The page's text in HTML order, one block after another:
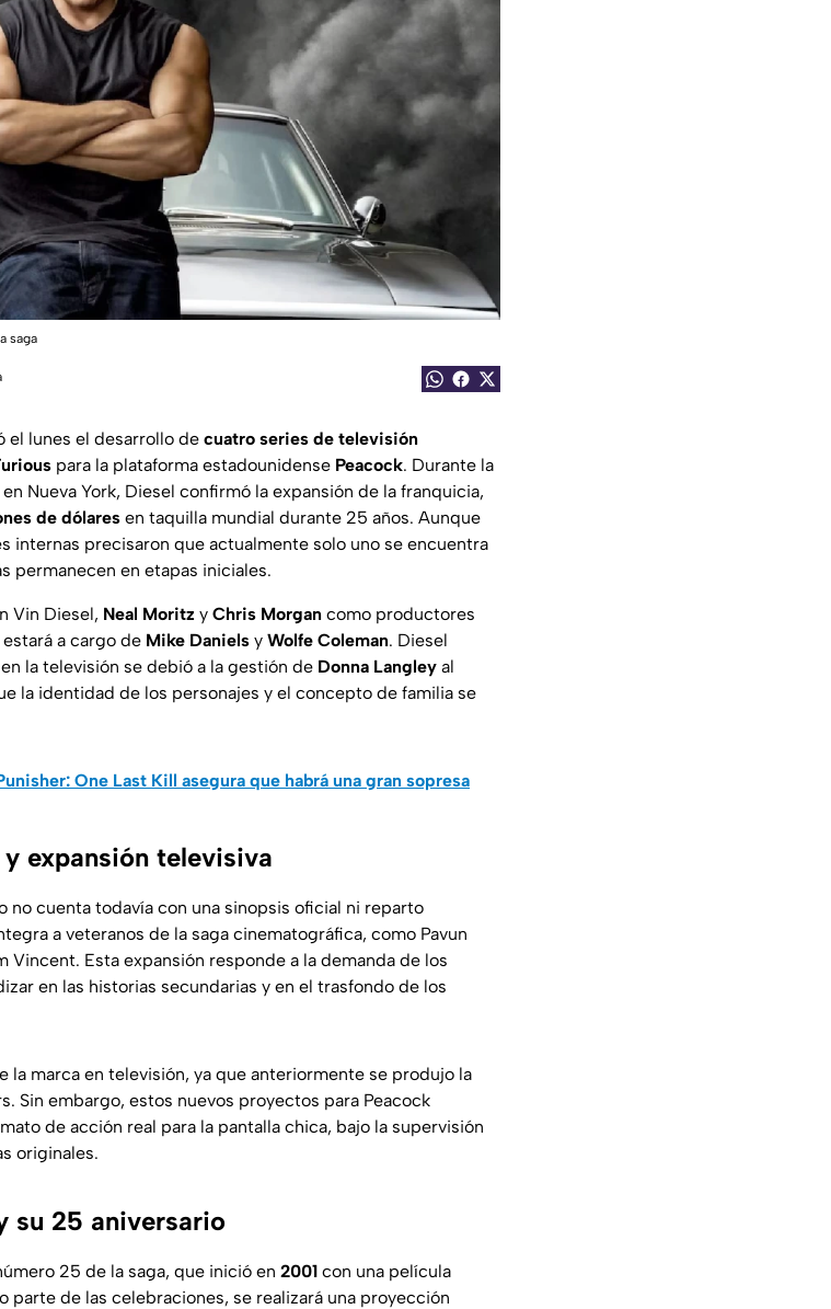
saga
el lunes el desarrollo de cuatro series de televisión
para la plataforma estadounidense Peacock. Durante la
Nueva York, Diesel confirmó la expansión de la franquicia,
de dólares en taquilla mundial durante 25 años. Aunque
internas precisaron que actualmente solo uno se encuentra
permanecen en etapas iniciales.
Vin Diesel, Neal Moritz y Chris Morgan como productores
a cargo de Mike Daniels y Wolfe Coleman. Diesel
la televisión se debió a la gestión de Donna Langley al
la identidad de los personajes y el concepto de familia se
One Last Kill asegura que habrá una gran sopresa
expansión televisiva
no cuenta todavía con una sinopsis oficial ni reparto
a veteranos de la saga cinematográfica, como Pavun
Vincent. Esta expansión responde a la demanda de los
en las historias secundarias y en el trasfondo de los
la marca en televisión, ya que anteriormente se produjo la
. Sin embargo, estos nuevos proyectos para Peacock
de acción real para la pantalla chica, bajo la supervisión
originales.
su 25 aniversario
25 de la saga, que inició en 2001 con una película
parte de las celebraciones, se realizará una proyección